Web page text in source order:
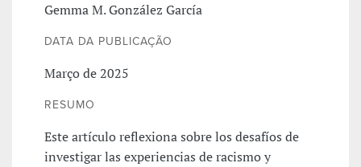
Gemma M. González García
DATA DA PUBLICAÇÃO
Março de 2025
RESUMO
Este artículo reflexiona sobre los desafíos de
investigar las experiencias de racismo y